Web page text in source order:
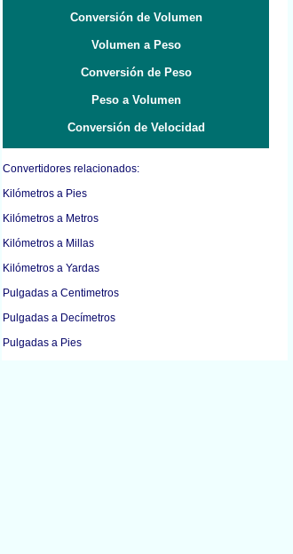
Conversión de Volumen
Volumen a Peso
Conversión de Peso
Peso a Volumen
Conversión de Velocidad
Convertidores relacionados:
Kilómetros a Pies
Kilómetros a Metros
Kilómetros a Millas
Kilómetros a Yardas
Pulgadas a Centimetros
Pulgadas a Decímetros
Pulgadas a Pies